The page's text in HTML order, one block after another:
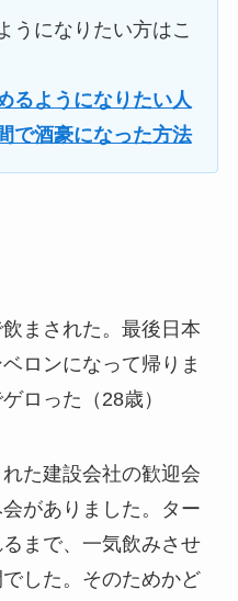
うになりたい方はこ
るようになりたい人
で酒豪になった方法
まされた。最後日本
ロンになって帰りま
ロった（28歳）
た建設会社の歓迎会
がありました。ター
まで、一気飲みさせ
した。そのためかど